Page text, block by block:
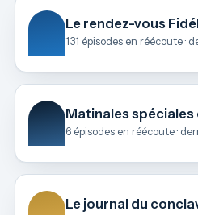
Le rendez-vous
131 épisodes en réécoute ·
Matinales
6 épisodes en réécoute ·
Le journal du